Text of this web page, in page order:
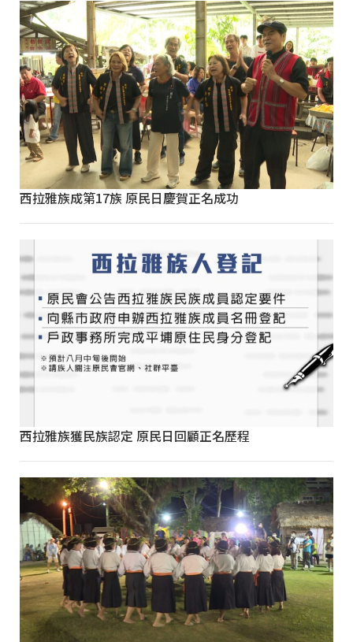
西拉雅族成第17族 原民日慶賀正名成功
西拉雅族獲民族認定 原民日回顧正名歷程